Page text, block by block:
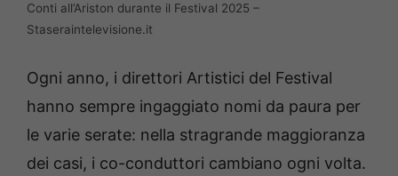
Conti all’Ariston durante il Festival 2025 –
Staseraintelevisione.it
Ogni anno, i direttori Artistici del Festival
hanno sempre ingaggiato nomi da paura per
le varie serate: nella stragrande maggioranza
dei casi, i co-conduttori cambiano ogni volta.